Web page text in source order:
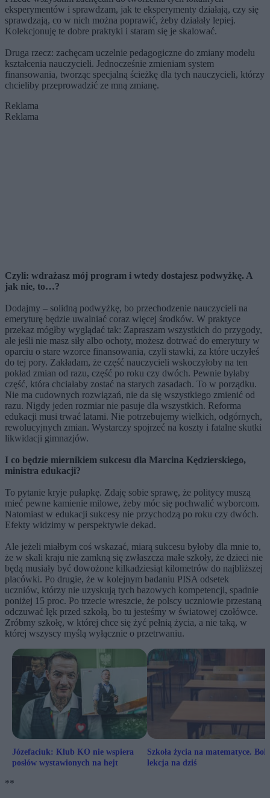
eksperymentów i sprawdzam, jak te eksperymenty działają, czy się
sprawdzają, co w nich można poprawić, żeby działały lepiej.
Kolekcjonuję te dobre praktyki i staram się je skalować.
Druga rzecz: zachęcam uczelnie pedagogiczne do zmiany modelu
kształcenia nauczycieli. Jednocześnie zmieniam system
finansowania, tworząc specjalną ścieżkę dla tych nauczycieli, którzy
chcieliby przeprowadzić ze mną zmianę.
Reklama
Reklama
Czyli: wdrażasz mój program i wtedy dostajesz podwyżkę. A
jak nie, to…?
Dodajmy – solidną podwyżkę, bo przechodzenie nauczycieli na
emeryturę będzie uwalniać coraz więcej środków. W praktyce
przekaz mógłby wyglądać tak: Zapraszam wszystkich do przygody,
ale jeśli nie masz siły albo ochoty, możesz dotrwać do emerytury w
oparciu o stare wzorce finansowania, czyli stawki, za które uczyłeś
do tej pory. Zakładam, że część nauczycieli wskoczyłoby na ten
pokład zmian od razu, część po roku czy dwóch. Pewnie byłaby
część, która chciałaby zostać na starych zasadach. To w porządku.
Nie ma cudownych rozwiązań, nie da się wszystkiego zmienić od
razu. Nigdy jeden rozmiar nie pasuje dla wszystkich. Reforma
edukacji musi trwać latami. Nie potrzebujemy wielkich, odgórnych,
rewolucyjnych zmian. Wystarczy spojrzeć na koszty i fatalne skutki
likwidacji gimnazjów.
I co będzie miernikiem sukcesu dla Marcina Kędzierskiego,
ministra edukacji?
To pytanie kryje pułapkę. Zdaję sobie sprawę, że politycy muszą
mieć pewne kamienie milowe, żeby móc się pochwalić wyborcom.
Natomiast w edukacji sukcesy nie przychodzą po roku czy dwóch.
Efekty widzimy w perspektywie dekad.
Ale jeżeli miałbym coś wskazać, miarą sukcesu byłoby dla mnie to,
że w skali kraju nie zamkną się zwłaszcza małe szkoły, że dzieci nie
będą musiały być dowożone kilkadziesiąt kilometrów do najbliższej
placówki. Po drugie, że w kolejnym badaniu PISA odsetek
uczniów, którzy nie uzyskują tych bazowych kompetencji, spadnie
poniżej 15 proc. Po trzecie wreszcie, że polscy uczniowie przestaną
odczuwać lęk przed szkołą, bo tu jesteśmy w światowej czołówce.
Zróbmy szkołę, w której chce się żyć pełnią życia, a nie taką, w
której wszyscy myślą wyłącznie o przetrwaniu.
Józefaciuk: Klub KO nie wspiera
posłów wystawionych na hejt
Szkoła życia na matematyce.
lekcja na dziś
**